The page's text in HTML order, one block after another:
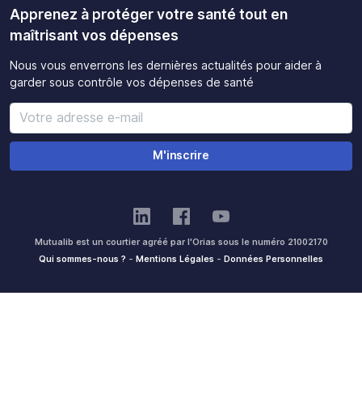
Apprenez à protéger votre santé tout en
maîtrisant vos dépenses
Nous vous enverrons les dernières actualités pour aider à
garder sous contrôle vos dépenses de santé
M'inscrire
Mutualib est un courtier agréé par l'Orias sous le numéro 21002170
Qui sommes-nous ? - Mentions Légales - Données Personnelles